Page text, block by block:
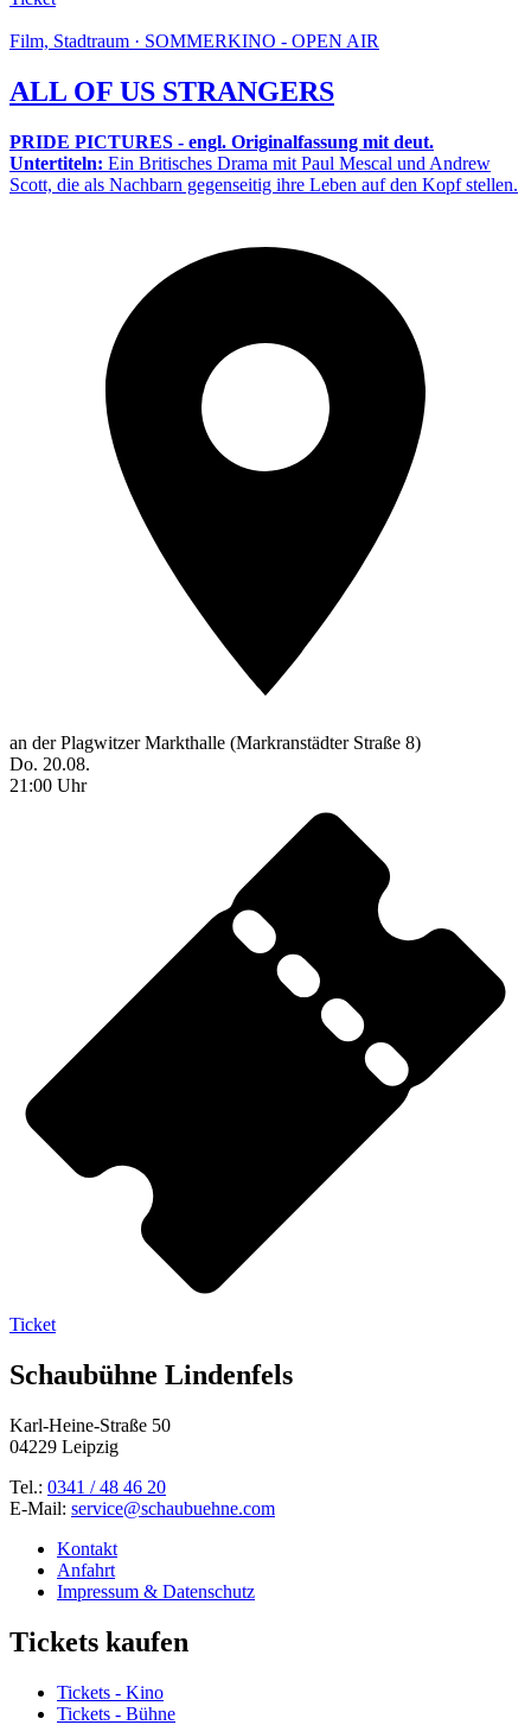
Film, Stadtraum · SOMMERKINO - OPEN AIR
ALL OF US STRANGERS
PRIDE PICTURES - engl. Originalfassung mit deut.
Untertiteln: Ein Britisches Drama mit Paul Mescal und Andrew
Scott, die als Nachbarn gegenseitig ihre Leben auf den Kopf stellen.
an der Plagwitzer Markthalle (Markranstädter Straße 8)
Do. 20.08.
21:00 Uhr
Ticket
Schaubühne Lindenfels
Karl-Heine-Straße 50
04229 Leipzig
Tel.: 0341 / 48 46 20
E-Mail: service@schaubuehne.com
Kontakt
Anfahrt
Impressum & Datenschutz
Tickets kaufen
Tickets - Kino
Tickets - Bühne